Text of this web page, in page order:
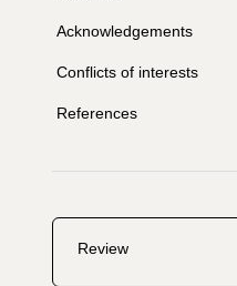
Acknowledgements
Conflicts of interests
References
Review